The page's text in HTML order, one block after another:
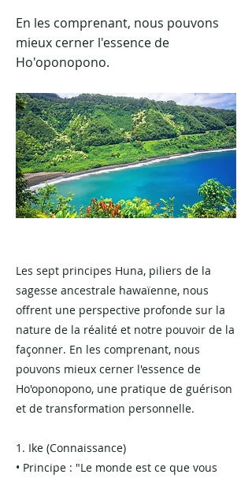
En les comprenant, nous pouvons
mieux cerner l'essence de
Ho'oponopono.
Les sept principes Huna, piliers de la
sagesse ancestrale hawaïenne, nous
offrent une perspective profonde sur la
nature de la réalité et notre pouvoir de la
façonner. En les comprenant, nous
pouvons mieux cerner l'essence de
Ho'oponopono, une pratique de guérison
et de transformation personnelle.
1. Ike (Connaissance)
• Principe : "Le monde est ce que vous